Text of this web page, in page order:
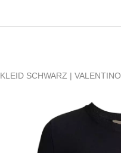
KLEID SCHWARZ | VALENTINO